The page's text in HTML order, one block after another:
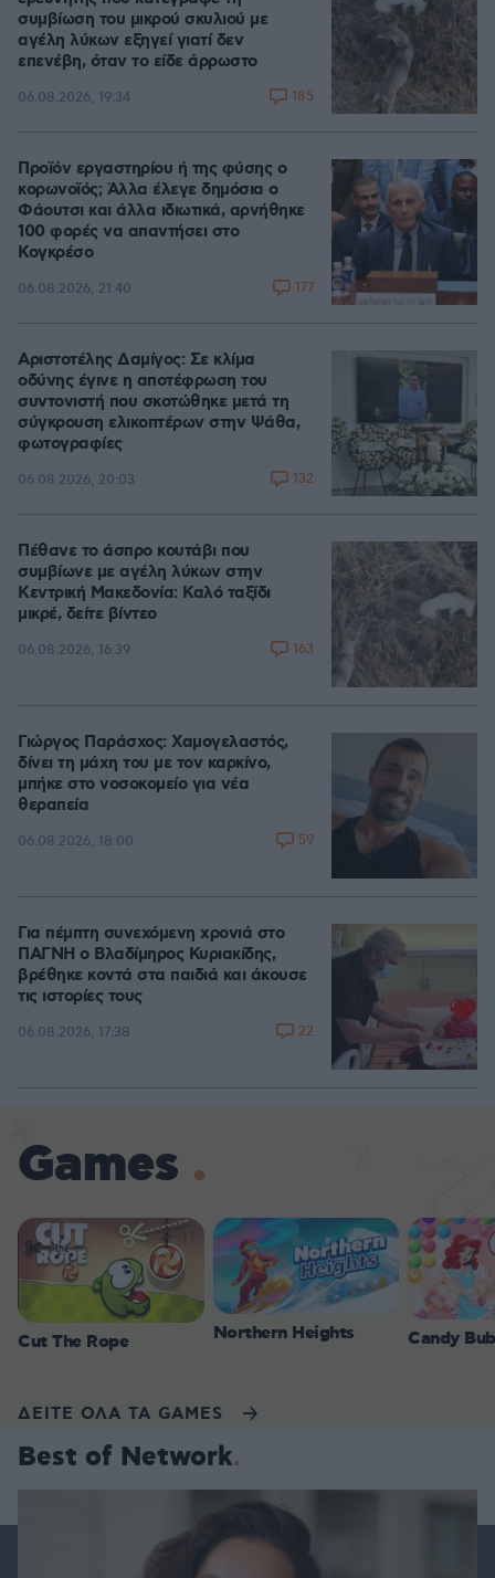
συμβίωση του μικρού σκυλιού με
αγέλη λύκων εξηγεί γιατί δεν
επενέβη, όταν το είδε άρρωστο
06.08.2026, 19:34 185
Προϊόν εργαστηρίου ή της φύσης ο
κορωνοϊός; Άλλα έλεγε δημόσια ο
Φάουτσι και άλλα ιδιωτικά, αρνήθηκε
100 φορές να απαντήσει στο
Κογκρέσο
06.08.2026, 21:40 177
Αριστοτέλης Δαμίγος: Σε κλίμα
οδύνης έγινε η αποτέφρωση του
συντονιστή που σκοτώθηκε μετά τη
σύγκρουση ελικοπτέρων στην Ψάθα,
φωτογραφίες
06.08.2026, 20:03 132
Πέθανε το άσπρο κουτάβι που
συμβίωνε με αγέλη λύκων στην
Κεντρική Μακεδονία: Καλό ταξίδι
μικρέ, δείτε βίντεο
06.08.2026, 16:39 163
Γιώργος Παράσχος: Χαμογελαστός,
δίνει τη μάχη του με τον καρκίνο,
μπήκε στο νοσοκομείο για νέα
θεραπεία
06.08.2026, 18:00 59
Για πέμπτη συνεχόμενη χρονιά στο
ΠΑΓΝΗ ο Βλαδίμηρος Κυριακίδης,
βρέθηκε κοντά στα παιδιά και άκουσε
τις ιστορίες τους
06.08.2026, 17:38 22
Games
Cut The Rope Northern Heights Candy
ΔΕΙΤΕ ΟΛΑ ΤΑ GAMES
Best of Network